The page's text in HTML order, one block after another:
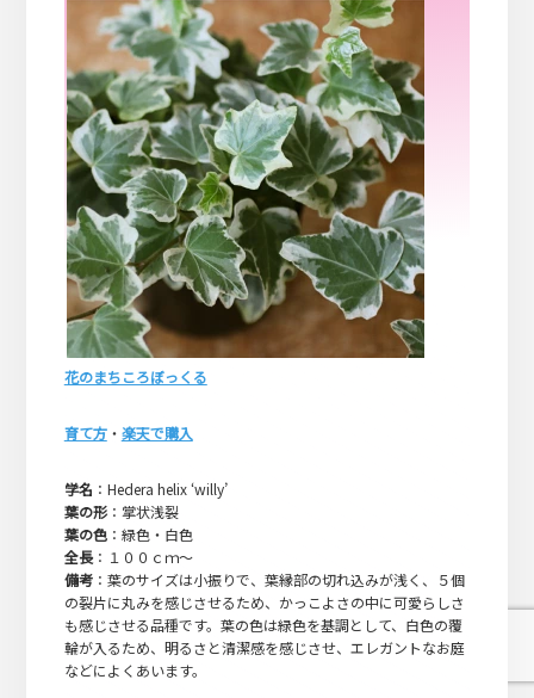
花のまちころぼっくる
育て方・ 楽天で購入
学名 ：Hedera helix ‘willy’
葉の形：掌状浅裂
葉の色：緑色・白色
全長：１００ｃｍ～
備考：葉のサイズは小振りで、葉縁部の切れ込みが浅く、５個
の裂片に丸みを感じさせるため、かっこよさの中に可愛らしさ
も感じさせる品種です。葉の色は緑色を基調として、白色の覆
輪が入るため、明るさと清潔感を感じさせ、エレガントなお庭
などによくあいます。